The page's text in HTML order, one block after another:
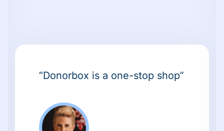
“Donorbox is a one-stop shop”